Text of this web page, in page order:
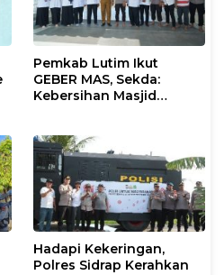
Pemkab Lutim Ikut
GEBER MAS, Sekda:
Kebersihan Masjid
Hadapi Kekeringan,
Polres Sidrap Kerahkan